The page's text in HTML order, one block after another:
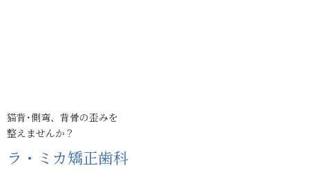
猫背･側弯、背骨の歪みを
整えませんか？
ラ・ミカ矯正歯科